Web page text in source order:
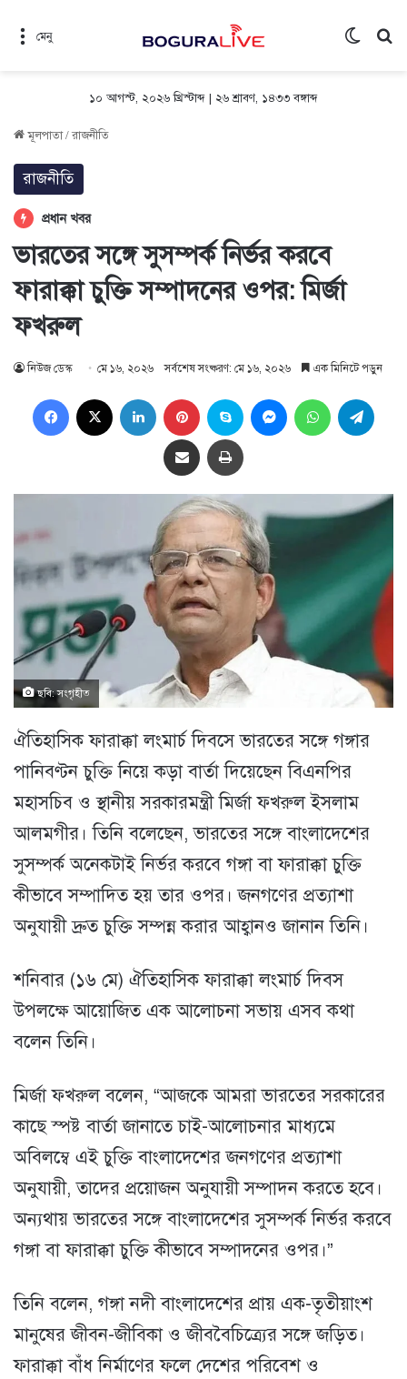
মেনু
১০ আগস্ট, ২০২৬ খ্রিস্টাব্দ | ২৬ শ্রাবণ, ১৪৩৩ বঙ্গাব্দ
মূলপাতা/রাজনীতি
রাজনীতি
প্রধান খবর
ভারতের সঙ্গে সুসম্পর্ক নির্ভর করবে
ফারাক্কা চুক্তি সম্পাদনের ওপর: মির্জা
ফখরুল
নিউজ ডেস্ক মে ১৬, ২০২৬ সর্বশেষ সংষ্করণ: মে ১৬, ২০২৬ এক মিনিটে পড়ুন
Facebook LinkedIn Pinterest Skype MessengerWhatsApp
Share via Email প্রিন্ট
ছবি: সংগৃহীত
ঐতিহাসিক ফারাক্কা লংমার্চ দিবসে ভারতের সঙ্গে গঙ্গার
পানিবণ্টন চুক্তি নিয়ে কড়া বার্তা দিয়েছেন বিএনপির
মহাসচিব ও স্থানীয় সরকারমন্ত্রী মির্জা ফখরুল ইসলাম
আলমগীর। তিনি বলেছেন, ভারতের সঙ্গে বাংলাদেশের
সুসম্পর্ক অনেকটাই নির্ভর করবে গঙ্গা বা ফারাক্কা চুক্তি
কীভাবে সম্পাদিত হয় তার ওপর। জনগণের প্রত্যাশা
অনুযায়ী দ্রুত চুক্তি সম্পন্ন করার আহ্বানও জানান তিনি।
শনিবার (১৬ মে) ঐতিহাসিক ফারাক্কা লংমার্চ দিবস
উপলক্ষে আয়োজিত এক আলোচনা সভায় এসব কথা
বলেন তিনি।
মির্জা ফখরুল বলেন, “আজকে আমরা ভারতের সরকারের
কাছে স্পষ্ট বার্তা জানাতে চাই-আলোচনার মাধ্যমে
অবিলম্বে এই চুক্তি বাংলাদেশের জনগণের প্রত্যাশা
অনুযায়ী, তাদের প্রয়োজন অনুযায়ী সম্পাদন করতে হবে।
অন্যথায় ভারতের সঙ্গে বাংলাদেশের সুসম্পর্ক নির্ভর করবে
গঙ্গা বা ফারাক্কা চুক্তি কীভাবে সম্পাদনের ওপর।”
তিনি বলেন, গঙ্গা নদী বাংলাদেশের প্রায় এক-তৃতীয়াংশ
মানুষের জীবন-জীবিকা ও জীববৈচিত্র্যের সঙ্গে জড়িত।
ফারাক্কা বাঁধ নির্মাণের ফলে দেশের পরিবেশ ও